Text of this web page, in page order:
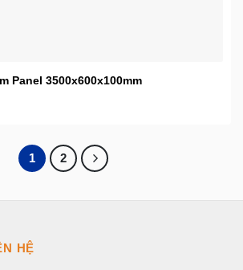
Panel 3500x600x100mm
1 2
HỆ